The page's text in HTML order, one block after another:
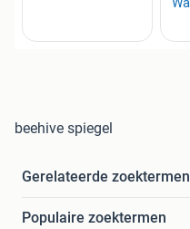
beehive spiegel
Gerelateerde zoektermen
Populaire zoektermen